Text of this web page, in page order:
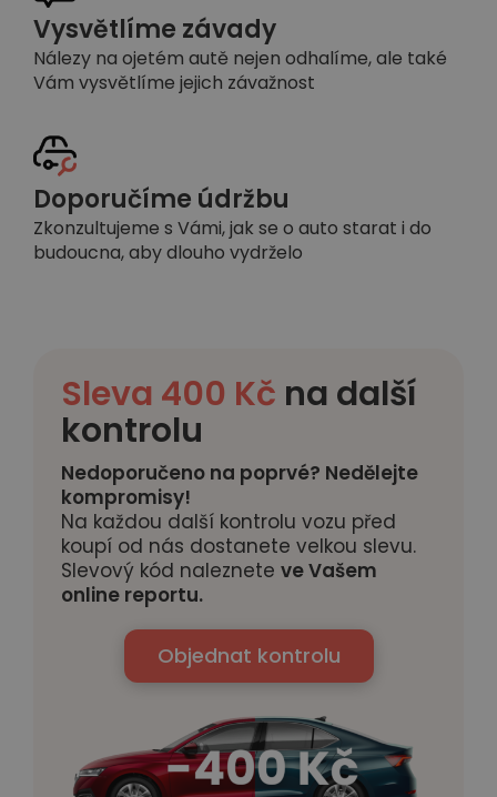
Vysvětlíme závady
Nálezy na ojetém autě nejen odhalíme, ale také
Vám vysvětlíme jejich závažnost
Doporučíme údržbu
Zkonzultujeme s Vámi, jak se o auto starat i do
budoucna, aby dlouho vydrželo
Sleva 400 Kč na další
kontrolu
Nedoporučeno na poprvé? Nedělejte
kompromisy!
Na každou další kontrolu vozu před
koupí od nás dostanete velkou slevu.
Slevový kód naleznete ve Vašem
online reportu.
Objednat kontrolu